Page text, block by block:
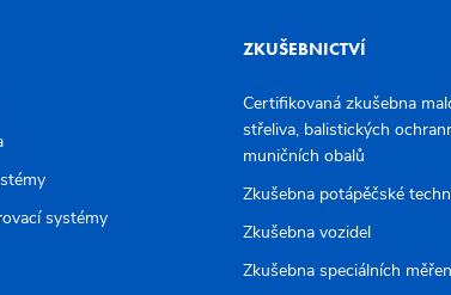
systémy
ZKUŠEBNICTVÍ
Certifikovaná zkušebna
střeliva, balistických
muničních obalů
Zkušebna potápěčské
Zkušebna vozidel
Zkušebna speciálních